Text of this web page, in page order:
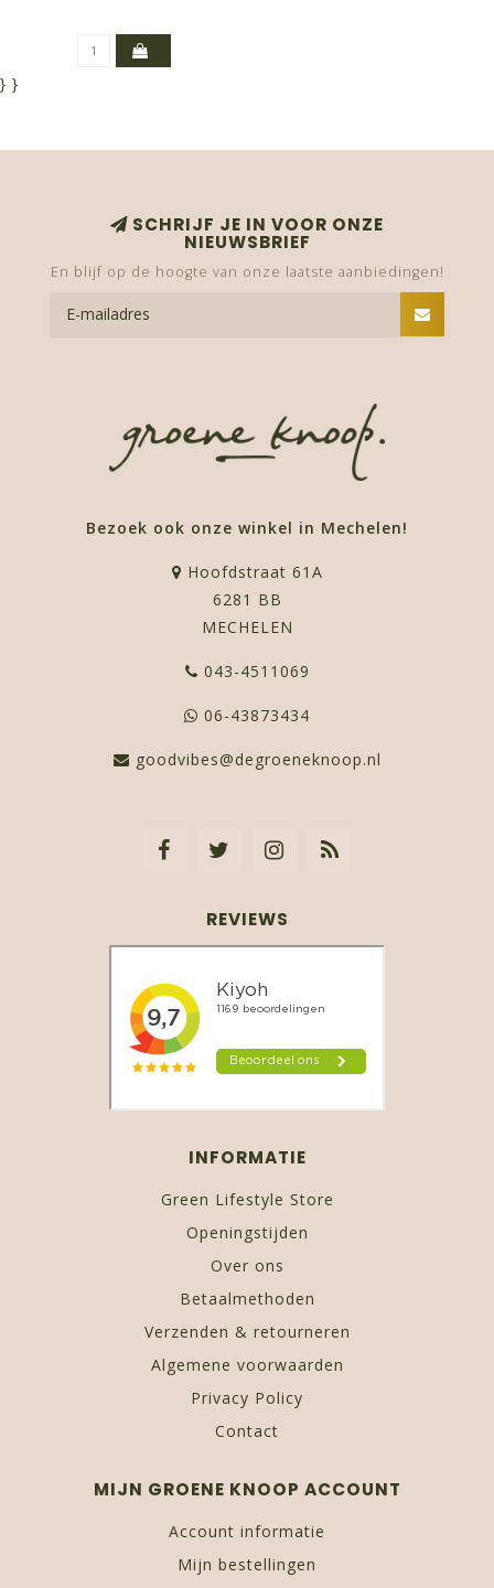
} }
SCHRIJF JE IN VOOR ONZE
NIEUWSBRIEF
En blijf op de hoogte van onze laatste aanbiedingen!
Bezoek ook onze winkel in Mechelen!
Hoofdstraat 61A
6281 BB
MECHELEN
043-4511069
06-43873434
goodvibes@degroeneknoop.nl
REVIEWS
INFORMATIE
Green Lifestyle Store
Openingstijden
Over ons
Betaalmethoden
Verzenden & retourneren
Algemene voorwaarden
Privacy Policy
Contact
MIJN GROENE KNOOP ACCOUNT
Account informatie
Mijn bestellingen